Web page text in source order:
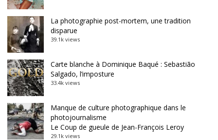
La photographie post-mortem, une tradition
disparue
39.1k views
Carte blanche à Dominique Baqué : Sebastião
Salgado, l’imposture
33.4k views
Manque de culture photographique dans le
photojournalisme
Le Coup de gueule de Jean-François Leroy
29.1k views